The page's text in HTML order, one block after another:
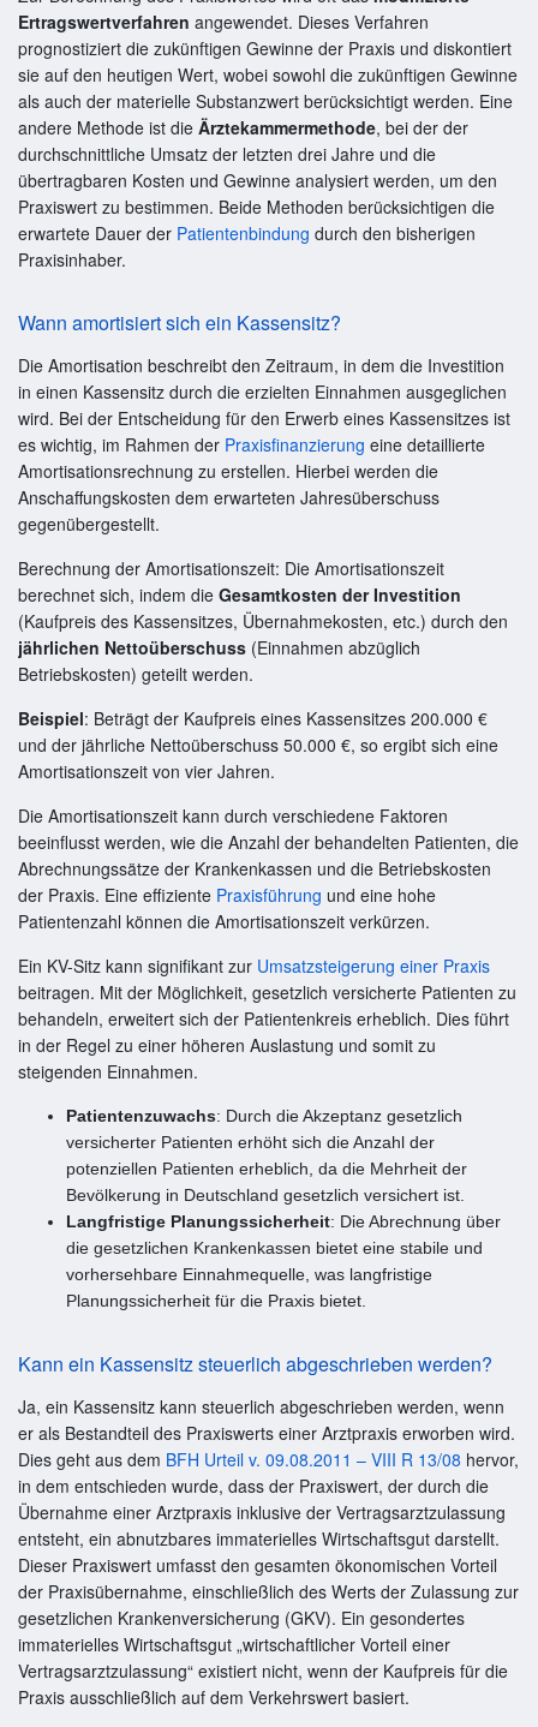
Ertragswertverfahren angewendet. Dieses Verfahren
prognostiziert die zukünftigen Gewinne der Praxis und diskontiert
sie auf den heutigen Wert, wobei sowohl die zukünftigen Gewinne
als auch der materielle Substanzwert berücksichtigt werden. Eine
andere Methode ist die Ärztekammermethode, bei der der
durchschnittliche Umsatz der letzten drei Jahre und die
übertragbaren Kosten und Gewinne analysiert werden, um den
Praxiswert zu bestimmen. Beide Methoden berücksichtigen die
erwartete Dauer der Patientenbindung durch den bisherigen
Praxisinhaber.
Wann amortisiert sich ein Kassensitz?
Die Amortisation beschreibt den Zeitraum, in dem die Investition
in einen Kassensitz durch die erzielten Einnahmen ausgeglichen
wird. Bei der Entscheidung für den Erwerb eines Kassensitzes ist
es wichtig, im Rahmen der Praxisfinanzierung eine detaillierte
Amortisationsrechnung zu erstellen. Hierbei werden die
Anschaffungskosten dem erwarteten Jahresüberschuss
gegenübergestellt.
Berechnung der Amortisationszeit: Die Amortisationszeit
berechnet sich, indem die Gesamtkosten der Investition
(Kaufpreis des Kassensitzes, Übernahmekosten, etc.) durch den
jährlichen Nettoüberschuss (Einnahmen abzüglich
Betriebskosten) geteilt werden.
Beispiel: Beträgt der Kaufpreis eines Kassensitzes 200.000 €
und der jährliche Nettoüberschuss 50.000 €, so ergibt sich eine
Amortisationszeit von vier Jahren.
Die Amortisationszeit kann durch verschiedene Faktoren
beeinflusst werden, wie die Anzahl der behandelten Patienten, die
Abrechnungssätze der Krankenkassen und die Betriebskosten
der Praxis. Eine effiziente Praxisführung und eine hohe
Patientenzahl können die Amortisationszeit verkürzen.
Ein KV-Sitz kann signifikant zur Umsatzsteigerung einer Praxis
beitragen. Mit der Möglichkeit, gesetzlich versicherte Patienten zu
behandeln, erweitert sich der Patientenkreis erheblich. Dies führt
in der Regel zu einer höheren Auslastung und somit zu
steigenden Einnahmen.
Patientenzuwachs: Durch die Akzeptanz gesetzlich
versicherter Patienten erhöht sich die Anzahl der
potenziellen Patienten erheblich, da die Mehrheit der
Bevölkerung in Deutschland gesetzlich versichert ist.
Langfristige Planungssicherheit: Die Abrechnung über
die gesetzlichen Krankenkassen bietet eine stabile und
vorhersehbare Einnahmequelle, was langfristige
Planungssicherheit für die Praxis bietet.
Kann ein Kassensitz steuerlich abgeschrieben werden?
Ja, ein Kassensitz kann steuerlich abgeschrieben werden, wenn
er als Bestandteil des Praxiswerts einer Arztpraxis erworben wird.
Dies geht aus dem BFH Urteil v. 09.08.2011 – VIII R 13/08 hervor,
in dem entschieden wurde, dass der Praxiswert, der durch die
Übernahme einer Arztpraxis inklusive der Vertragsarztzulassung
entsteht, ein abnutzbares immaterielles Wirtschaftsgut darstellt.
Dieser Praxiswert umfasst den gesamten ökonomischen Vorteil
der Praxisübernahme, einschließlich des Werts der Zulassung zur
gesetzlichen Krankenversicherung (GKV). Ein gesondertes
immaterielles Wirtschaftsgut „wirtschaftlicher Vorteil einer
Vertragsarztzulassung“ existiert nicht, wenn der Kaufpreis für die
Praxis ausschließlich auf dem Verkehrswert basiert.